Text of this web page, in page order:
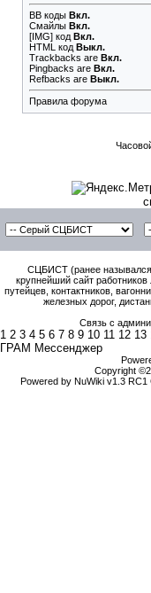
BB коды Вкл.
Смайлы Вкл.
[IMG] код Вкл.
HTML код Выкл.
Trackbacks are Вкл.
Pingbacks are Вкл.
Refbacks are Выкл.
Правила форума
СЦБИСТ (ранее
крупнейший сайт работников
путейцев, контактников,
железных дорог,
Связь с
1 2 3 4 5 6 7 8 9 10 11 12 13
ГРАМ Мессенджер
Copyright
Powered by NuWiki v1.3